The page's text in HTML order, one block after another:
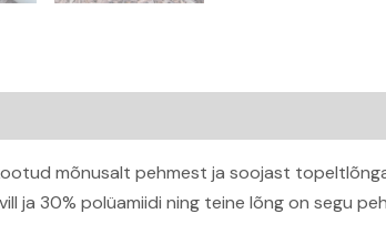
mõnusalt pehmest ja soojast
ja 30% polüamiidi ning teine lõng on segu